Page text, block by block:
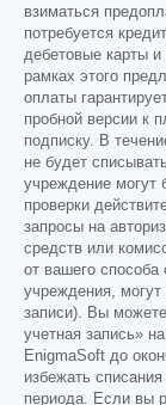
взиматься
потребуется
дебетовые карты
рамках этого
оплаты
пробной версии к
подписку. В
не будет
учреждение могут
проверки
запросы на
средств или
от вашего
учреждения, могут
записи). Вы
учетная запись»
EnigmaSoft до
избежать
периода. Если вы